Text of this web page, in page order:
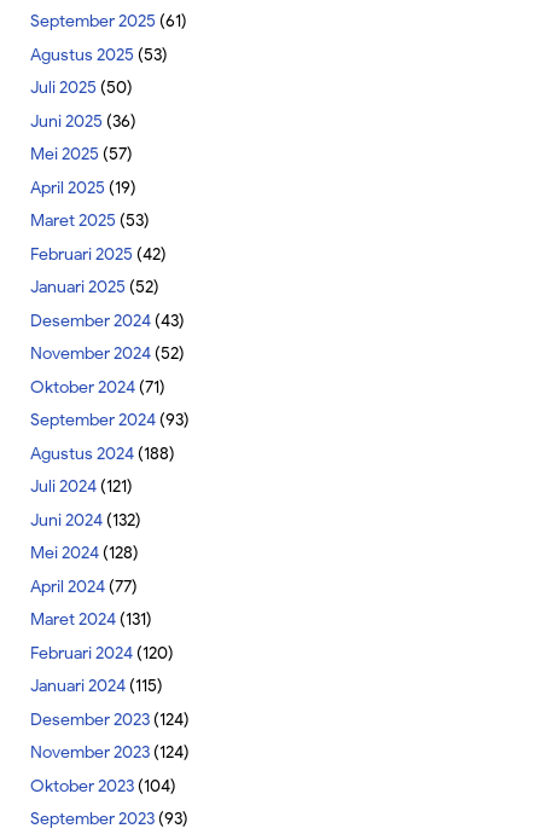
September 2025 (61)
Agustus 2025 (53)
Juli 2025 (50)
Juni 2025 (36)
Mei 2025 (57)
April 2025 (19)
Maret 2025 (53)
Februari 2025 (42)
Januari 2025 (52)
Desember 2024(43)
November 2024(52)
Oktober 2024(71)
September 2024(93)
Agustus 2024(188)
Juli 2024(121)
Juni 2024(132)
Mei 2024(128)
April 2024(77)
Maret 2024(131)
Februari 2024(120)
Januari 2024(115)
Desember 2023(124)
November 2023(124)
Oktober 2023(104)
September 2023(93)